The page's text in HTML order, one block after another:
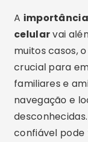
A
celularvai
muitos casos,
crucial para
familiares e
navegação e
confiável pode